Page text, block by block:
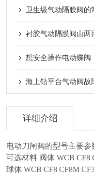
卫生级气动隔膜阀的
衬胶气动隔膜阀由两
想安全操作电动蝶阀
海上钻平台气动阀
详细介绍
电动刀闸阀的型号主要参
可选材料 阀体 WCB CF8
球体 WCB CF8 CF8M